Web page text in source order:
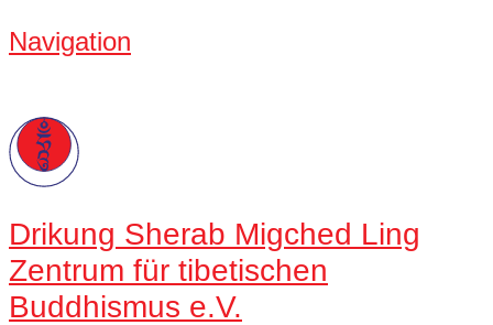
Navigation
Drikung Sherab Migched Ling
Zentrum für tibetischen
Buddhismus e.V.